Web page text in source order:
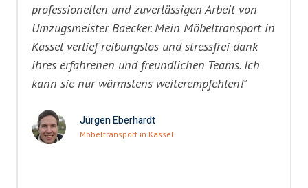
professionellen und zuverlässigen Arbeit von
Umzugsmeister Baecker. Mein Möbeltransport in
Kassel verlief reibungslos und stressfrei dank
ihres erfahrenen und freundlichen Teams. Ich
kann sie nur wärmstens weiterempfehlen!"
Jürgen Eberhardt
Möbeltransport in Kassel